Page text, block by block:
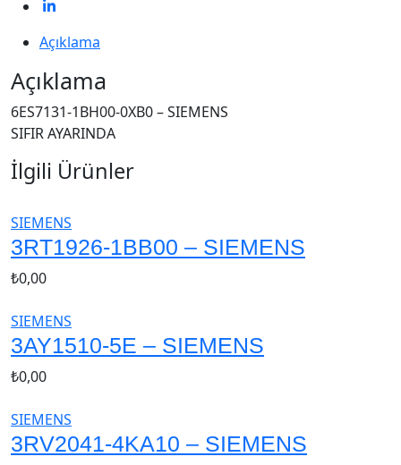
Açıklama
Açıklama
6ES7131-1BH00-0XB0 – SIEMENS
SIFIR AYARINDA
İlgili Ürünler
SIEMENS
3RT1926-1BB00 – SIEMENS
₺0,00
SIEMENS
3AY1510-5E – SIEMENS
₺0,00
SIEMENS
3RV2041-4KA10 – SIEMENS